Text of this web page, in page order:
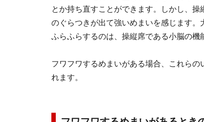
とか持ち直すことができます。しかし、
のぐらつきが出て強いめまいを感じます
ふらふらするのは、操縦席である小脳の機
フワフワするめまいがある場合、これら
れます。